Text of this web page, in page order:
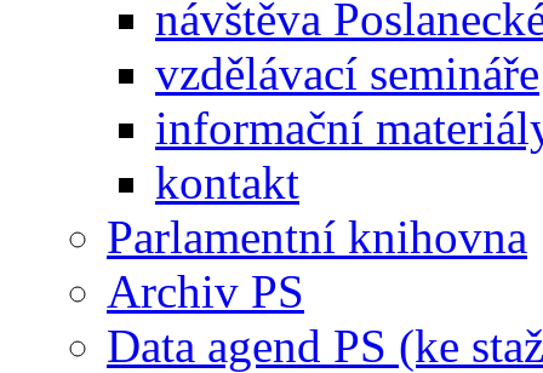
návštěva
vzdělávací semináře
informační
kontakt
Parlamentní knihovna
Archiv PS
Data agend PS (ke